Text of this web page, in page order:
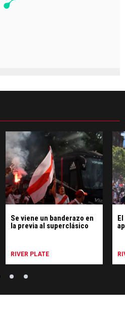
Se viene un banderazo en
la previa al superclásico
RIVER PLATE